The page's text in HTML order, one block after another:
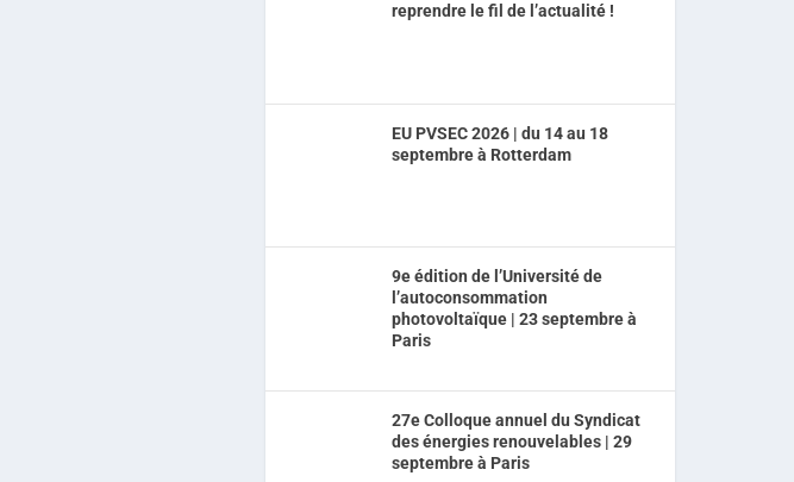
reprendre le fil de l’actualité !
EU PVSEC 2026 | du 14 au 18
septembre à Rotterdam
9e édition de l’Université de
l’autoconsommation
photovoltaïque | 23 septembre à
Paris
27e Colloque annuel du Syndicat
des énergies renouvelables | 29
septembre à Paris